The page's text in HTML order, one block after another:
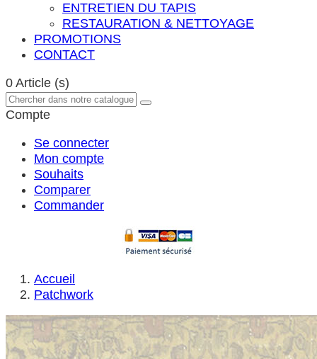
ENTRETIEN DU TAPIS
RESTAURATION & NETTOYAGE
PROMOTIONS
CONTACT
0 Article (s)
Compte
Se connecter
Mon compte
Souhaits
Comparer
Commander
Accueil
Patchwork